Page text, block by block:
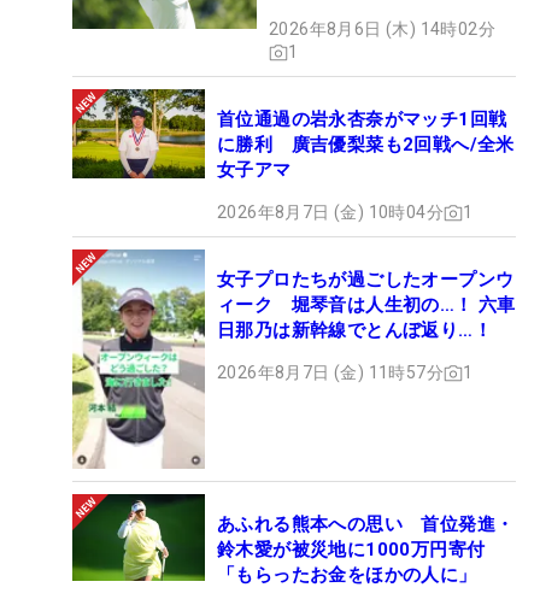
2026年8月6日 (木) 14時02分
1
首位通過の岩永杏奈がマッチ1回戦
に勝利 廣吉優梨菜も2回戦へ/全米
女子アマ
2026年8月7日 (金) 10時04分 1
女子プロたちが過ごしたオープンウ
ィーク 堀琴音は人生初の…！ 六車
日那乃は新幹線でとんぼ返り…！
2026年8月7日 (金) 11時57分 1
あふれる熊本への思い 首位発進・
鈴木愛が被災地に1000万円寄付
「もらったお金をほかの人に」